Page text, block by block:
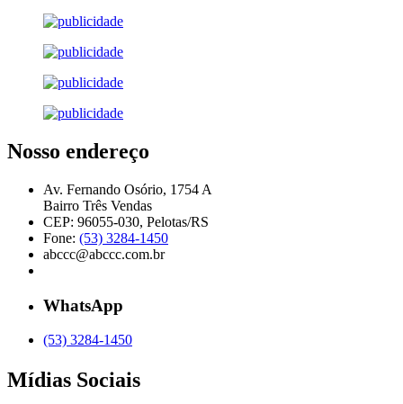
Nosso endereço
Av. Fernando Osório, 1754 A
Bairro Três Vendas
CEP: 96055-030, Pelotas/RS
Fone: (53) 3284-1450
abccc@abccc.com.br
WhatsApp
(53) 3284-1450
Mídias Sociais